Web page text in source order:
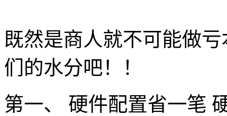
既然是商人就不可能做
们的水分吧！！
第一、 硬件配置省一笔